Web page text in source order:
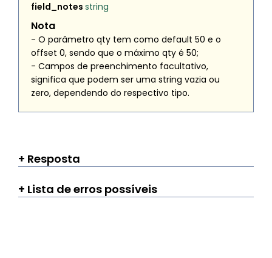
field_notes string
Nota
- O parâmetro qty tem como default 50 e o
offset 0, sendo que o máximo qty é 50;
- Campos de preenchimento facultativo,
significa que podem ser uma string vazia ou
zero, dependendo do respectivo tipo.
Resposta
Lista de erros possíveis